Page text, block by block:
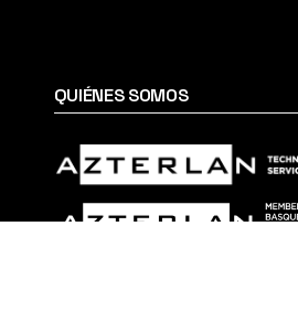
QUIÉNES SOMOS